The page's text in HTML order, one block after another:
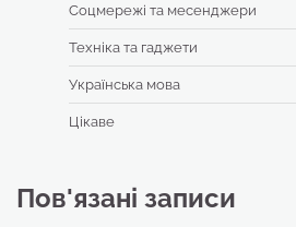
Соцмережі та месенджери
Техніка та гаджети
Українська мова
Цікаве
Пов'язані записи